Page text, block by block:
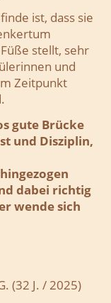
ist, dass sie
stellt, sehr
und
Zeitpunkt
gute Brücke
und Disziplin,
dabei richtig
wende sich
/ 2025)